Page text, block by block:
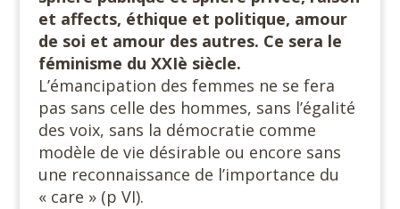
et affects, éthique et politique, amour
de soi et amour des autres. Ce sera le
féminisme du XXIè siècle.
L’émancipation des femmes ne se fera
pas sans celle des hommes, sans l’égalité
des voix, sans la démocratie comme
modèle de vie désirable ou encore sans
une reconnaissance de l’importance du
« care » (p VI).